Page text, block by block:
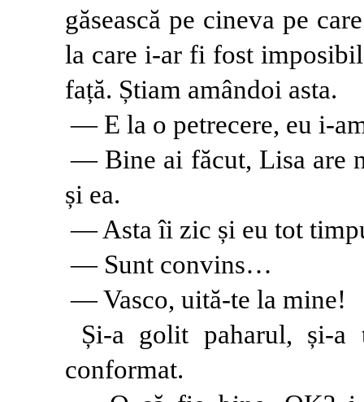
găsească pe cineva pe
la care i-ar fi fost
față. Știam amândoi asta.
— E la o petrecere, eu i-
— Bine ai făcut, Lisa are
și ea.
— Asta îi zic și eu tot
— Sunt convins…
— Vasco, uită-te la mine!
Și-a golit paharul, și-a
conformat.